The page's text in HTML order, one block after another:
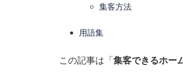
集客方法
用語集
この記事は「集客できるホー